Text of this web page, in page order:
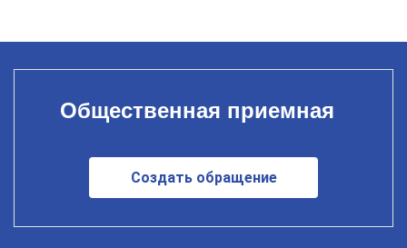
Общественная приемная
Создать обращение